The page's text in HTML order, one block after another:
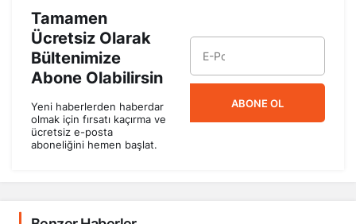
Tamamen
Ücretsiz Olarak
Bültenimize
Abone Olabilirsin
Yeni haberlerden haberdar
olmak için fırsatı kaçırma ve
ücretsiz e-posta
aboneliğini hemen başlat.
ABONE OL